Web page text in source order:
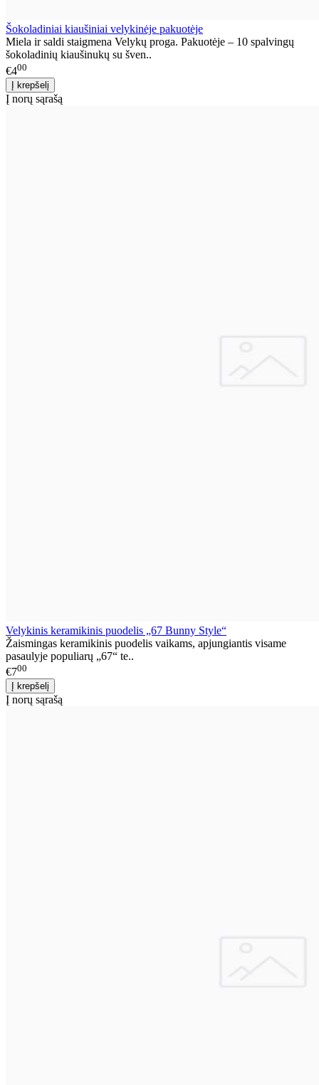
Šokoladiniai kiaušiniai velykinėje pakuotėje
Miela ir saldi staigmena Velykų proga. Pakuotėje – 10 spalvingų
šokoladinių kiaušinukų su šven..
€400
Į norų sąrašą
Velykinis keramikinis puodelis „67 Bunny Style“
Žaismingas keramikinis puodelis vaikams, apjungiantis visame
pasaulyje populiarų „67“ te..
€700
Į norų sąrašą